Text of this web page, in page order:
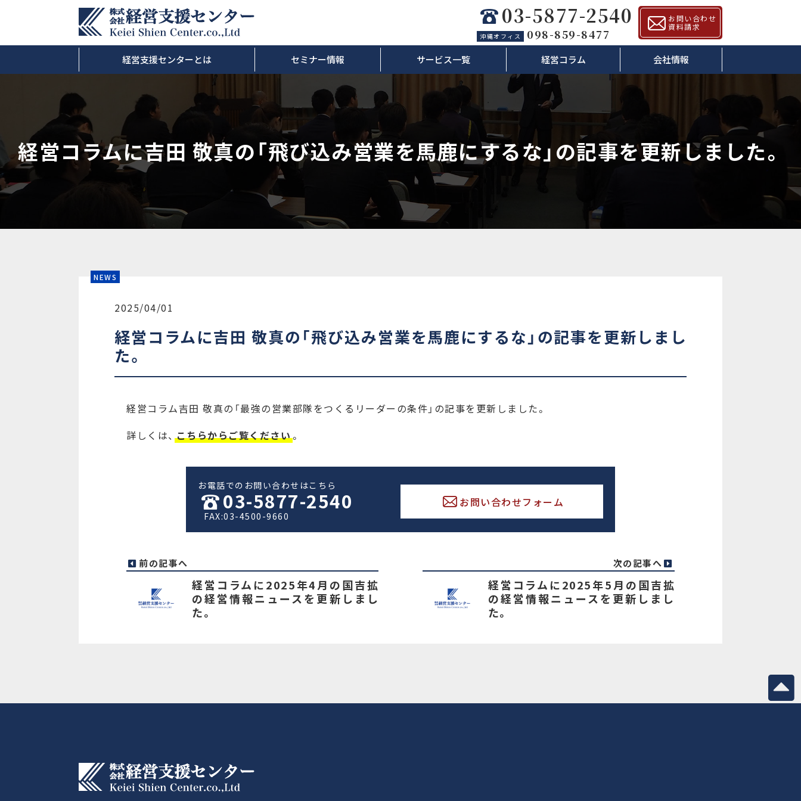
03-5877-2540
沖縄オフィス 098-859-8477
お問い合わせ
資料請求
経営支援センターとは セミナー情報 サービス一覧 経営コラム 会社情報
経営コラムに吉田 敬真の「飛び込み営業を馬鹿にするな」の記事を更新しました。
NEWS
2025/04/01
経営コラムに吉田 敬真の「飛び込み営業を馬鹿にするな」の記事を更新しまし
た。
経営コラム吉田 敬真の「最強の営業部隊をつくるリーダーの条件」の記事を更新しました。
詳しくは、 こちらからご覧ください。
お電話でのお問い合わせはこちら
03-5877-2540
FAX:03-4500-9660
お問い合わせフォーム
前の記事へ
経営コラムに2025年4月の国吉拡
の経営情報ニュースを更新しまし
た。
次の記事へ
経営コラムに2025年5月の国吉拡
の経営情報ニュースを更新しまし
た。